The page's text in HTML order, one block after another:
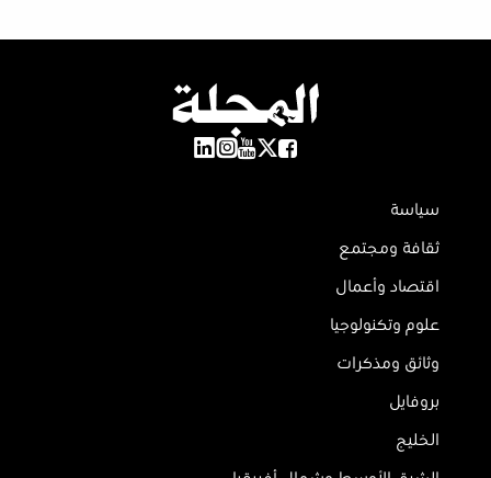
سياسة
ثقافة ومجتمع
اقتصاد وأعمال
علوم وتكنولوجيا
وثائق ومذكرات
بروفايل
الخليج